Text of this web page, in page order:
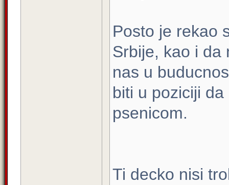
Posto je rekao
Srbije, kao i da
nas u
biti u poziciji
psenicom.
Ti decko nisi